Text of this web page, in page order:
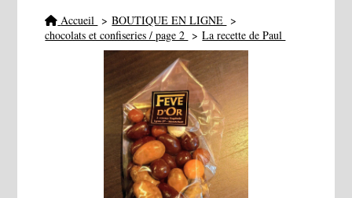
Accueil
BOUTIQUE EN LIGNE
chocolats et confiseries / page 2
La recette de Paul